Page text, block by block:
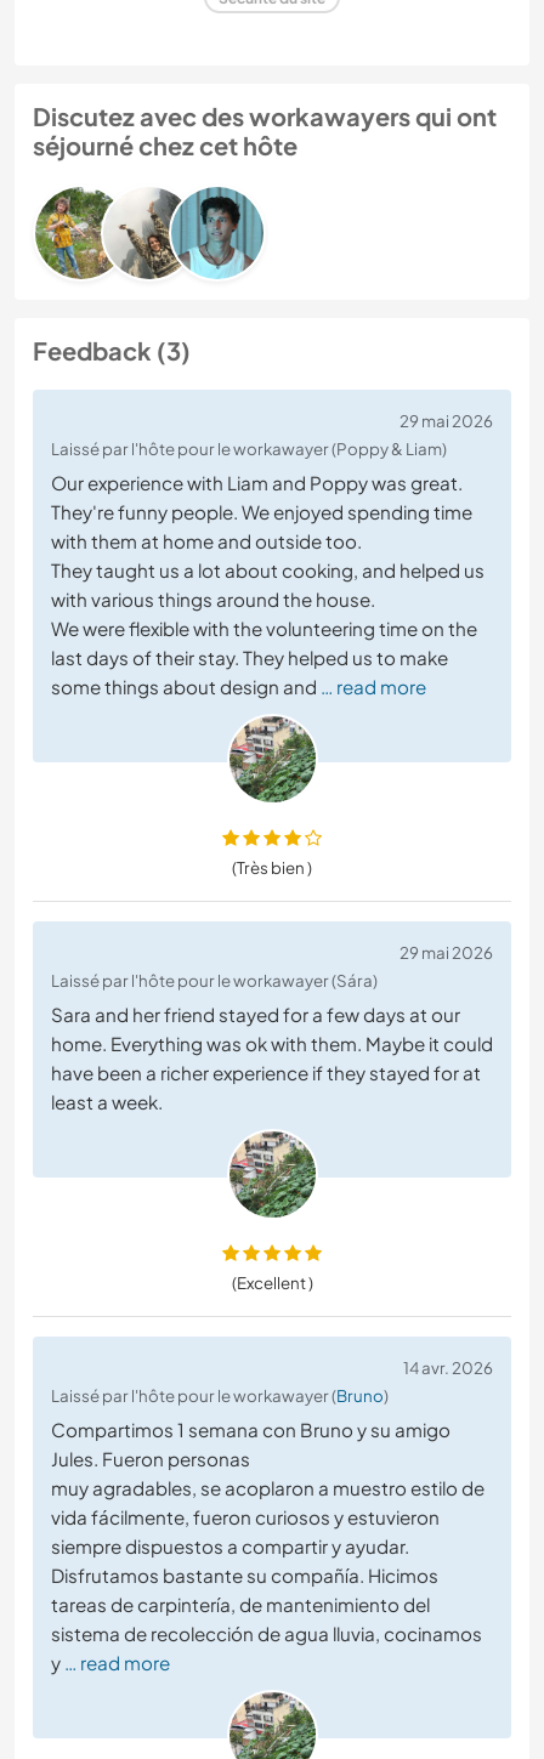
Discutez avec des workawayers qui ont
séjourné chez cet hôte
Feedback (3)
29 mai 2026
Laissé par l'hôte pour le workawayer (Poppy & Liam)
Our experience with Liam and Poppy was great.
They're funny people. We enjoyed spending time
with them at home and outside too.
They taught us a lot about cooking, and helped us
with various things around the house.
We were flexible with the volunteering time on the
last days of their stay. They helped us to make
some things about design and … read more
(Très bien )
29 mai 2026
Laissé par l'hôte pour le workawayer (Sára)
Sara and her friend stayed for a few days at our
home. Everything was ok with them. Maybe it could
have been a richer experience if they stayed for at
least a week.
(Excellent )
14 avr. 2026
Laissé par l'hôte pour le workawayer (Bruno)
Compartimos 1 semana con Bruno y su amigo
Jules. Fueron personas
muy agradables, se acoplaron a muestro estilo de
vida fácilmente, fueron curiosos y estuvieron
siempre dispuestos a compartir y ayudar.
Disfrutamos bastante su compañía. Hicimos
tareas de carpintería, de mantenimiento del
sistema de recolección de agua lluvia, cocinamos
y … read more